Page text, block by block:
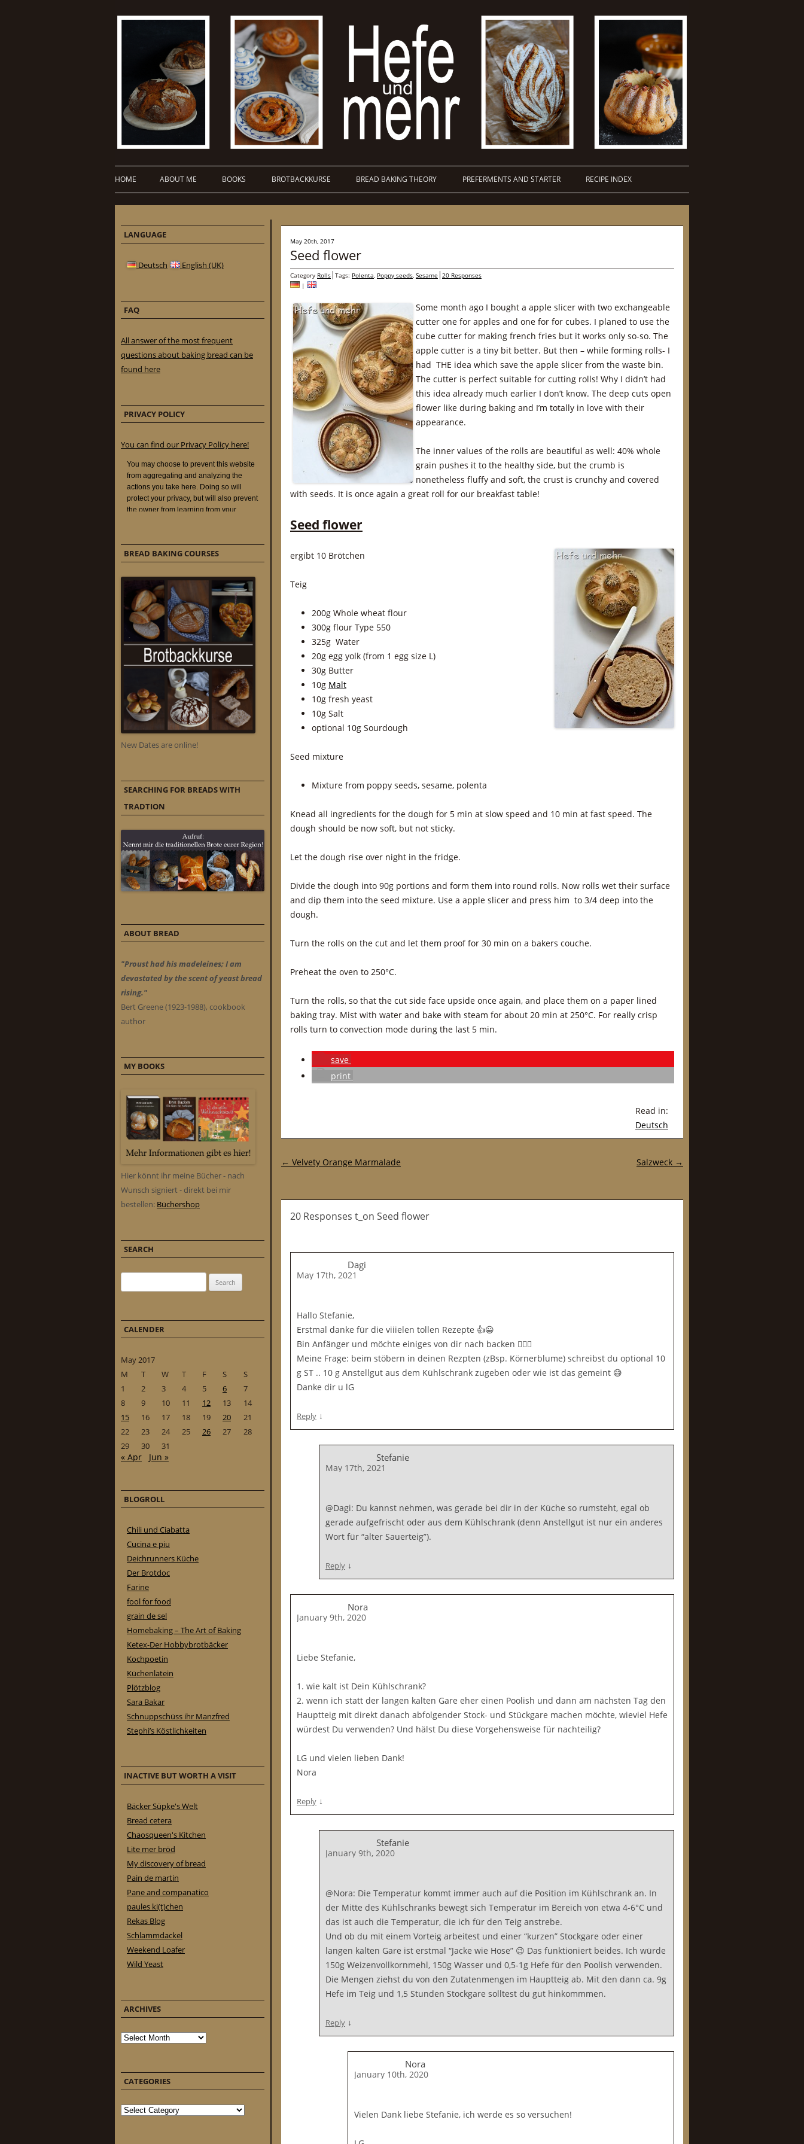
HOME ABOUT ME BOOKS BROTBACKKURSE BREAD BAKING THEORY PREFERMENTS AND STARTER RECIPE INDEX
May 20th, 2017
Seed flower
Category Rolls Tags: Polenta, Poppy seeds, Sesame 20 Responses
|
Some month ago I bought a apple slicer with two exchangeable
cutter one for apples and one for for cubes. I planed to use the
cube cutter for making french fries but it works only so-so. The
apple cutter is a tiny bit better. But then – while forming rolls- I
had THE idea which save the apple slicer from the waste bin.
The cutter is perfect suitable for cutting rolls! Why I didn’t had
this idea already much earlier I don’t know. The deep cuts open
flower like during baking and I’m totally in love with their
appearance.
The inner values of the rolls are beautiful as well: 40% whole
grain pushes it to the healthy side, but the crumb is
nonetheless fluffy and soft, the crust is crunchy and covered
with seeds. It is once again a great roll for our breakfast table!
Seed flower
ergibt 10 Brötchen
Teig
200g Whole wheat flour
300g flour Type 550
325g Water
20g egg yolk (from 1 egg size L)
30g Butter
10g Malt
10g fresh yeast
10g Salt
optional 10g Sourdough
Seed mixture
Mixture from poppy seeds, sesame, polenta
Knead all ingredients for the dough for 5 min at slow speed and 10 min at fast speed. The
dough should be now soft, but not sticky.
Let the dough rise over night in the fridge.
Divide the dough into 90g portions and form them into round rolls. Now rolls wet their surface
and dip them into the seed mixture. Use a apple slicer and press him to 3/4 deep into the
dough.
Turn the rolls on the cut and let them proof for 30 min on a bakers couche.
Preheat the oven to 250°C.
Turn the rolls, so that the cut side face upside once again, and place them on a paper lined
baking tray. Mist with water and bake with steam for about 20 min at 250°C. For really crisp
rolls turn to convection mode during the last 5 min.
save
print
Read in:
Deutsch
Post navigation
← Velvety Orange Marmalade Salzweck →
20 Responses t_on Seed flower
Dagi
May 17th, 2021
Hallo Stefanie,
Erstmal danke für die viiielen tollen Rezepte 👍😀
Bin Anfänger und möchte einiges von dir nach backen 🙆🏻‍♀️
Meine Frage: beim stöbern in deinen Rezpten (zBsp. Körnerblume) schreibst du optional 10
g ST .. 10 g Anstellgut aus dem Kühlschrank zugeben oder wie ist das gemeint 😅
Danke dir u lG
Reply ↓
Stefanie
May 17th, 2021
@Dagi: Du kannst nehmen, was gerade bei dir in der Küche so rumsteht, egal ob
gerade aufgefrischt oder aus dem Kühlschrank (denn Anstellgut ist nur ein anderes
Wort für “alter Sauerteig”).
Reply ↓
Nora
January 9th, 2020
Liebe Stefanie,
1. wie kalt ist Dein Kühlschrank?
2. wenn ich statt der langen kalten Gare eher einen Poolish und dann am nächsten Tag den
Hauptteig mit direkt danach abfolgender Stock- und Stückgare machen möchte, wieviel Hefe
würdest Du verwenden? Und hälst Du diese Vorgehensweise für nachteilig?
LG und vielen lieben Dank!
Nora
Reply ↓
Stefanie
January 9th, 2020
@Nora: Die Temperatur kommt immer auch auf die Position im Kühlschrank an. In
der Mitte des Kühlschranks bewegt sich Temperatur im Bereich von etwa 4-6°C und
das ist auch die Temperatur, die ich für den Teig anstrebe.
Und ob du mit einem Vorteig arbeitest und einer “kurzen” Stockgare oder einer
langen kalten Gare ist erstmal “Jacke wie Hose” 😉 Das funktioniert beides. Ich würde
150g Weizenvollkornmehl, 150g Wasser und 0,5-1g Hefe für den Poolish verwenden.
Die Mengen ziehst du von den Zutatenmengen im Hauptteig ab. Mit den dann ca. 9g
Hefe im Teig und 1,5 Stunden Stockgare solltest du gut hinkommmen.
Reply ↓
Nora
January 10th, 2020
Vielen Dank liebe Stefanie, ich werde es so versuchen!
LANGUAGE
Deutsch English (UK)
FAQ
All answer of the most frequent
questions about baking bread can be
found here
PRIVACY POLICY
You can find our Privacy Policy here!
BREAD BAKING COURSES
New Dates are online!
SEARCHING FOR BREADS WITH
TRADTION
ABOUT BREAD
"Proust had his madeleines; I am
devastated by the scent of yeast bread
rising."
Bert Greene (1923-1988), cookbook
author
MY BOOKS
Hier könnt ihr meine Bücher - nach
Wunsch signiert - direkt bei mir
bestellen: Büchershop
SEARCH
CALENDER
May 2017
M
T W T F S
S
1
2 3 4 5 6
7
8
9 10 11 12 13
14
15
16 17 18 19 20
21
22
23 24 25 26 27
28
29
30 31
« Apr Jun »
BLOGROLL
Chili und Ciabatta
Cucina e piu
Deichrunners Küche
Der Brotdoc
Farine
fool for food
grain de sel
Homebaking – The Art of Baking
Ketex-Der Hobbybrotbäcker
Kochpoetin
Küchenlatein
Plötzblog
Sara Bakar
Schnuppschüss ihr Manzfred
Stephi’s Köstlichkeiten
INACTIVE BUT WORTH A VISIT
Bäcker Süpke's Welt
Bread cetera
Chaosqueen's Kitchen
Lite mer bröd
My discovery of bread
Pain de martin
Pane and companatico
paules ki(t)chen
Rekas Blog
Schlammdackel
Weekend Loafer
Wild Yeast
ARCHIVES
Archives
CATEGORIES
Categories